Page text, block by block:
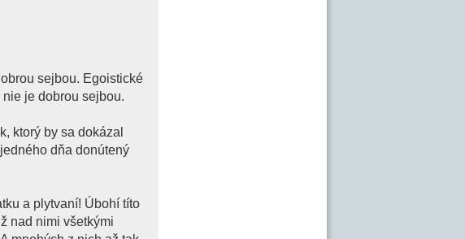
sejbou. Egoistické
je dobrou sejbou.
ktorý by sa dokázal
dňa donútený
a plytvaní! Úbohí títo
nad nimi všetkými